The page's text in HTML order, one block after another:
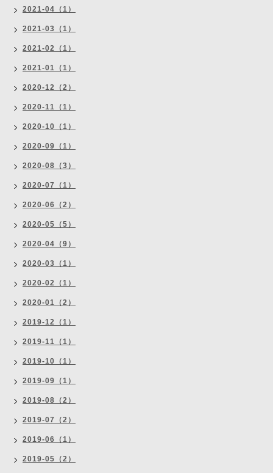
2021-04（1）
2021-03（1）
2021-02（1）
2021-01（1）
2020-12（2）
2020-11（1）
2020-10（1）
2020-09（1）
2020-08（3）
2020-07（1）
2020-06（2）
2020-05（5）
2020-04（9）
2020-03（1）
2020-02（1）
2020-01（2）
2019-12（1）
2019-11（1）
2019-10（1）
2019-09（1）
2019-08（2）
2019-07（2）
2019-06（1）
2019-05（2）